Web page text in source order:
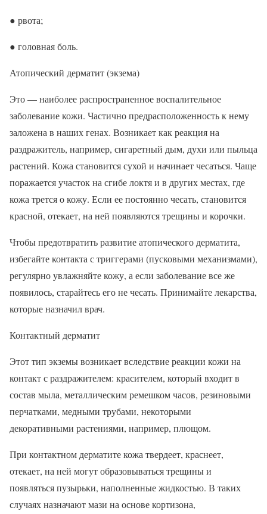
● рвота;
● головная боль.
Атопический дерматит (экзема)
Это — наиболее распространенное воспалительное
заболевание кожи. Частично предрасположенность к нему
заложена в наших генах. Возникает как реакция на
раздражитель, например, сигаретный дым, духи или пыльца
растений. Кожа становится сухой и начинает чесаться. Чаще
поражается участок на сгибе локтя и в других местах, где
кожа трется о кожу. Если ее постоянно чесать, становится
красной, отекает, на ней появляются трещины и корочки.
Чтобы предотвратить развитие атопического дерматита,
избегайте контакта с триггерами (пусковыми механизмами),
регулярно увлажняйте кожу, а если заболевание все же
появилось, старайтесь его не чесать. Принимайте лекарства,
которые назначил врач.
Контактный дерматит
Этот тип экземы возникает вследствие реакции кожи на
контакт с раздражителем: красителем, который входит в
состав мыла, металлическим ремешком часов, резиновыми
перчатками, медными трубами, некоторыми
декоративными растениями, например, плющом.
При контактном дерматите кожа твердеет, краснеет,
отекает, на ней могут образовываться трещины и
появляться пузырьки, наполненные жидкостью. В таких
случаях назначают мази на основе кортизона,